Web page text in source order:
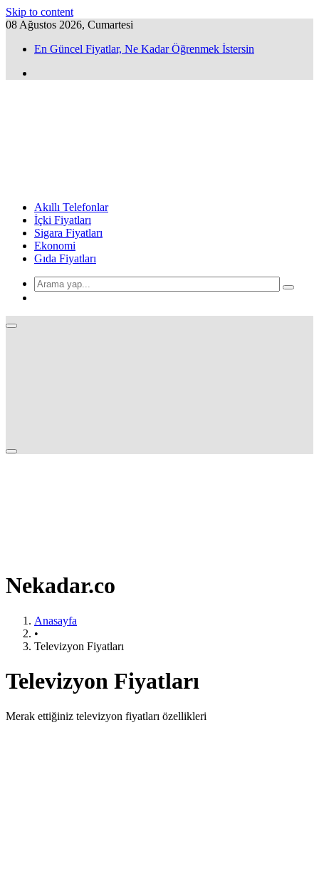
Skip to content
08 Ağustos 2026, Cumartesi
En Güncel Fiyatlar, Ne Kadar Öğrenmek İstersin
Akıllı Telefonlar
İçki Fiyatları
Sigara Fiyatları
Ekonomi
Gıda Fiyatları
Nekadar.co
Anasayfa
•
Televizyon Fiyatları
Televizyon Fiyatları
Merak ettiğiniz televizyon fiyatları özellikleri